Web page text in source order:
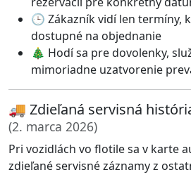
🕒 Zákazník vidí len termíny,
dostupné na objednanie
🎄 Hodí sa pre dovolenky,
mimoriadne uzatvorenie
🚚 Zdieľaná servisná
(2. marca 2026)
Pri vozidlách vo flotile sa v karte
zdieľané servisné záznamy z